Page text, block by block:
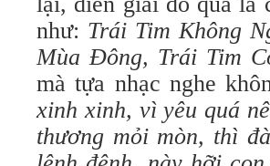
như: Trái Tim Không
Mùa Ðông, Trái Tim
mà tựa nhạc nghe
xinh xinh, vì yêu quá
thương mỏi mòn, thì